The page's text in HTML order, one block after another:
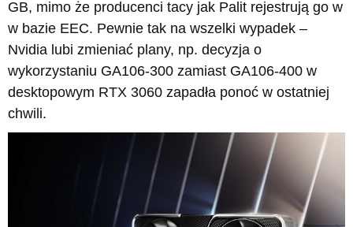
GB, mimo że producenci tacy jak Palit rejestrują go w
w bazie EEC. Pewnie tak na wszelki wypadek –
Nvidia lubi zmieniać plany, np. decyzja o
wykorzystaniu GA106-300 zamiast GA106-400 w
desktopowym RTX 3060 zapadła ponoć w ostatniej
chwili.